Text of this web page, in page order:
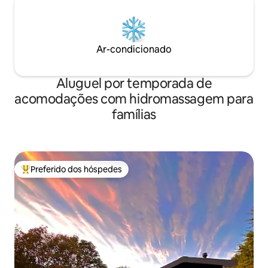
Ar-condicionado
Aluguel por temporada de
acomodações com hidromassagem para
famílias
Entre os melhores preferidos dos hóspedes
Preferido dos hóspedes